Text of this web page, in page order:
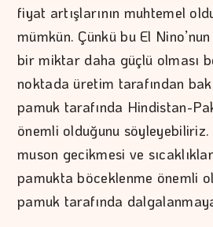
fiyat artışlarının muhtemel
mümkün. Çünkü bu El
bir miktar daha güçlü olması
noktada üretim tarafından
pamuk tarafında Hindistan-
önemli olduğunu söyleyebiliriz.
muson gecikmesi ve
pamukta böceklenme önemli
pamuk tarafında